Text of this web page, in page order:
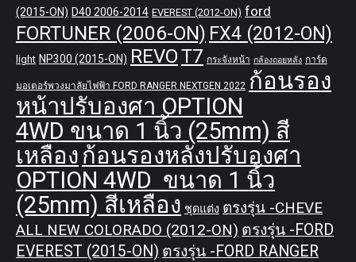
(2015-ON) D40 2006-2014 EVEREST (2012-ON) ford
FORTUNER (2006-ON) FX4 (2012-ON)
light NP300 (2015-ON) REVOT7 กระจังหน้า กล้องถอยหลัง การ์ด
มอเตอร์พวงมาลัยไฟฟ้า FORD RANGER NEXTGEN 2022 ก้อนรอง
หน้าปรับองศา OPTION
4WD ขนาด 1 นิ้ว (25mm) สี
เหลือง ก้อนรองหลังปรับองศา
OPTION 4WD ขนาด 1 นิ้ว
(25mm) สีเหลือง ชุดแต่ง ตรงรุ่น -CHEVE
ALL NEW COLORADO (2012-ON) ตรงรุ่น -FORD
EVEREST (2015-ON) ตรงรุ่น -FORD RANGER